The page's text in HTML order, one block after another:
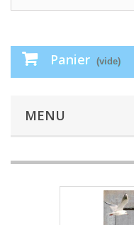
Panier (vide)
MENU